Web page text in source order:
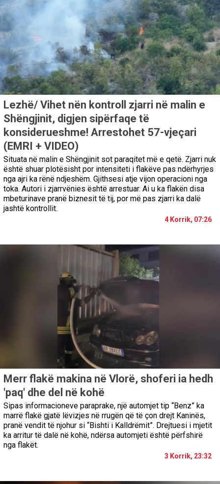
Lezhë/ Vihet nën kontroll zjarri në malin e
Shëngjinit, digjen sipërfaqe të
konsiderueshme! Arrestohet 57-vjeçari
(EMRI + VIDEO)
Situata në malin e Shëngjinit sot paraqitet më e qetë. Zjarri nuk
është shuar plotësisht por intensiteti i flakëve pas ndërhyrjes
nga ajri ka rënë ndjeshëm. Gjithsesi atje vijon operacioni nga
toka. Autori i zjarrvënies është arrestuar. Ai u ka flakën disa
mbeturinave pranë biznesit të tij, por më pas zjarri ka dalë
jashtë kontrollit.
4 Korrik, 07:26
Merr flakë makina në Vlorë, shoferi ia hedh
'paq' dhe del në kohë
Sipas informacioneve paraprake, një automjet tip “Benz” ka
marrë flakë gjatë lëvizjes në rrugën që të çon drejt Kaninës,
pranë vendit të njohur si “Bishti i Kalldrëmit”. Drejtuesi i mjetit
ka arritur të dalë në kohë, ndërsa automjeti është përfshirë
nga flakët.
3 Korrik, 23:32